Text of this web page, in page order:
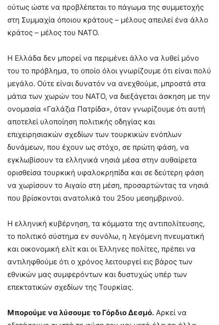
ούτως ώστε να προβλέπεται το πάγωμα της συμμετοχής
στη Συμμαχία όποιου κράτους – μέλους απειλεί ένα άλλο
κράτος – μέλος του NATO.
Η Ελλάδα δεν μπορεί να περιμένει άλλο να λυθεί μόνο
του το πρόβλημα, το οποίο όλοι γνωρίζουμε ότι είναι πολύ
μεγάλο. Ούτε είναι δυνατόν να ανεχθούμε, μπροστά στα
μάτια των χωρών του NATO, να διεξάγεται άσκηση με την
ονομασία «Γαλάζια Πατρίδα», όταν γνωρίζουμε ότι αυτή
αποτελεί υλοποίηση πολιτικής οδηγίας και
επιχειρησιακών σχεδίων των τουρκικών ενόπλων
δυνάμεων, που έχουν ως στόχο, σε πρώτη φάση, να
εγκλωβίσουν τα ελληνικά νησιά μέσα στην αυθαίρετα
ορισθείσα τουρκική υφαλοκρηπίδα και σε δεύτερη φάση
να χωρίσουν το Αιγαίο στη μέση, προσαρτώντας τα νησιά
που βρίσκονται ανατολικά του 25ου μεσημβρινού.
Η ελληνική κυβέρνηση, τα κόμματα της αντιπολίτευσης,
το πολιτικό σύστημα εν συνόλω, η λεγόμενη πνευματική
και οικονομική ελίτ και οι Έλληνες πολίτες, πρέπει να
αντιληφθούμε ότι ο χρόνος λειτουργεί εις βάρος των
εθνικών μας συμφερόντων και δυστυχώς υπέρ των
επεκτατικών σχεδίων της Τουρκίας.
Μπορούμε να λύσουμε το Γόρδιο Δεσμό. Αρκεί να